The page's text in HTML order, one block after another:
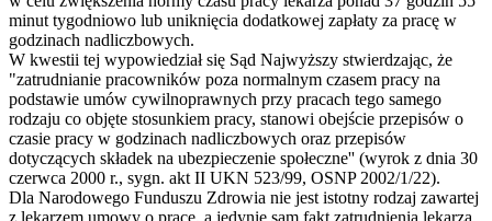
minut tygodniowo lub uniknięcia dodatkowej zapłaty za pracę w
godzinach nadliczbowych.
W kwestii tej wypowiedział się Sąd Najwyższy stwierdzając, że
"zatrudnianie pracowników poza normalnym czasem pracy na
podstawie umów cywilnoprawnych przy pracach tego samego
rodzaju co objęte stosunkiem pracy, stanowi obejście przepisów o
czasie pracy w godzinach nadliczbowych oraz przepisów
dotyczących składek na ubezpieczenie społeczne'' (wyrok z dnia 30
czerwca 2000 r., sygn. akt II UKN 523/99, OSNP 2002/1/22).
Dla Narodowego Funduszu Zdrowia nie jest istotny rodzaj zawartej